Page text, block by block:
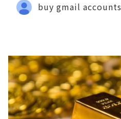
buy gmail accounts